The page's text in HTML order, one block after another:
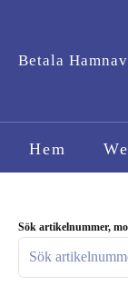
Betala
Hem
Sök artikelnummer,